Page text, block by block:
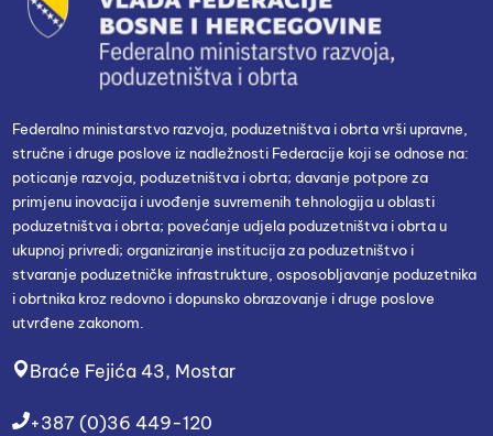
Federalno ministarstvo razvoja, poduzetništva i obrta vrši upravne,
stručne i druge poslove iz nadležnosti Federacije koji se odnose na:
poticanje razvoja, poduzetništva i obrta; davanje potpore za
primjenu inovacija i uvođenje suvremenih tehnologija u oblasti
poduzetništva i obrta; povećanje udjela poduzetništva i obrta u
ukupnoj privredi; organiziranje institucija za poduzetništvo i
stvaranje poduzetničke infrastrukture, osposobljavanje poduzetnika
i obrtnika kroz redovno i dopunsko obrazovanje i druge poslove
utvrđene zakonom.
Braće Fejića 43, Mostar
+387 (0)36 449-120